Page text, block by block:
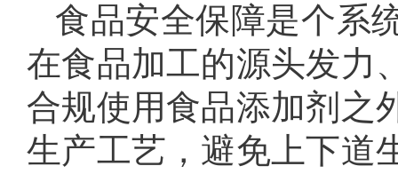
食品安全保障是个系
在食品加工的源头发力
合规使用食品添加剂之
生产工艺，避免上下道